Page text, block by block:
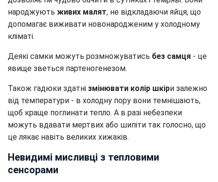
народжують живих малят, не відкладаючи яйця, що
допомагає виживати новонародженим у холодному
кліматі.
Деякі самки можуть розмножуватись без самця - це
явище зветься партеногенезом.
Також гадюки здатні змінювати колір шкіри залежно
від температури - в холодну пору вони темнішають,
щоб краще поглинати тепло. А в разі небезпеки
можуть вдавати мертвих або шипіти так голосно, що
це лякає навіть великих хижаків.
Невидимі мисливці з тепловими
сенсорами